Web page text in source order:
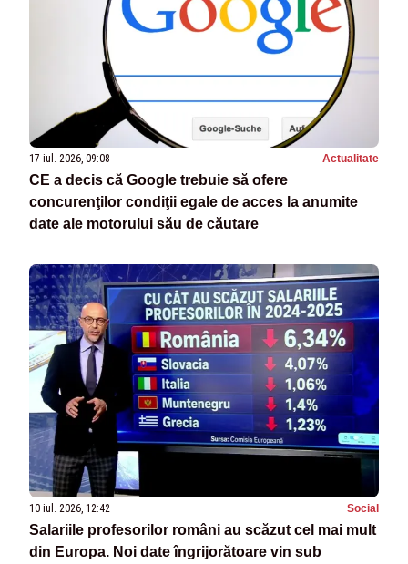
17 iul. 2026, 09:08 Actualitate
CE a decis că Google trebuie să ofere
concurenţilor condiţii egale de acces la anumite
date ale motorului său de căutare
10 iul. 2026, 12:42 Social
Salariile profesorilor români au scăzut cel mai mult
din Europa. Noi date îngrijorătoare vin sub